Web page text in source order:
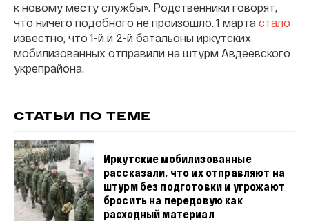
к новому месту службы». Родственники говорят,
что ничего подобного не произошло. 1 марта стало
известно, что 1-й и 2-й батальоны иркутских
мобилизованных отправили на штурм Авдеевского
укрепрайона.
СТАТЬИ ПО ТЕМЕ
Иркутские мобилизованные
рассказали, что их отправляют на
штурм без подготовки и угрожают
бросить на передовую как
расходный материал